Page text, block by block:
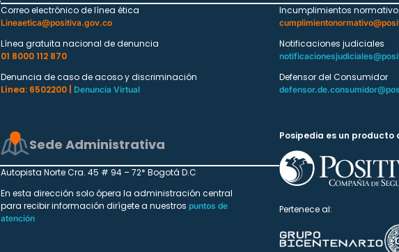
Correo electrónico de línea ética
Lineaetica@positiva.gov.co
Línea gratuita nacional de denuncia
01 8000 112 870
Denuncia de caso de acoso y discriminación
Línea: 6502200 |
Denuncia Virtual
Incumplimientos
Notificaciones judiciales
Defensor del Consumidor
Sede Administrativa
Autopista Norte Cra. 45 # 94 – 72* Bogotá D.C
En esta dirección solo ópera la administración central
para recibir información dirígete a nuestros puntos de
atención
Posipedia es un producto
Pertenece al: